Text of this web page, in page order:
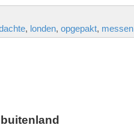
londen opgepakt messen